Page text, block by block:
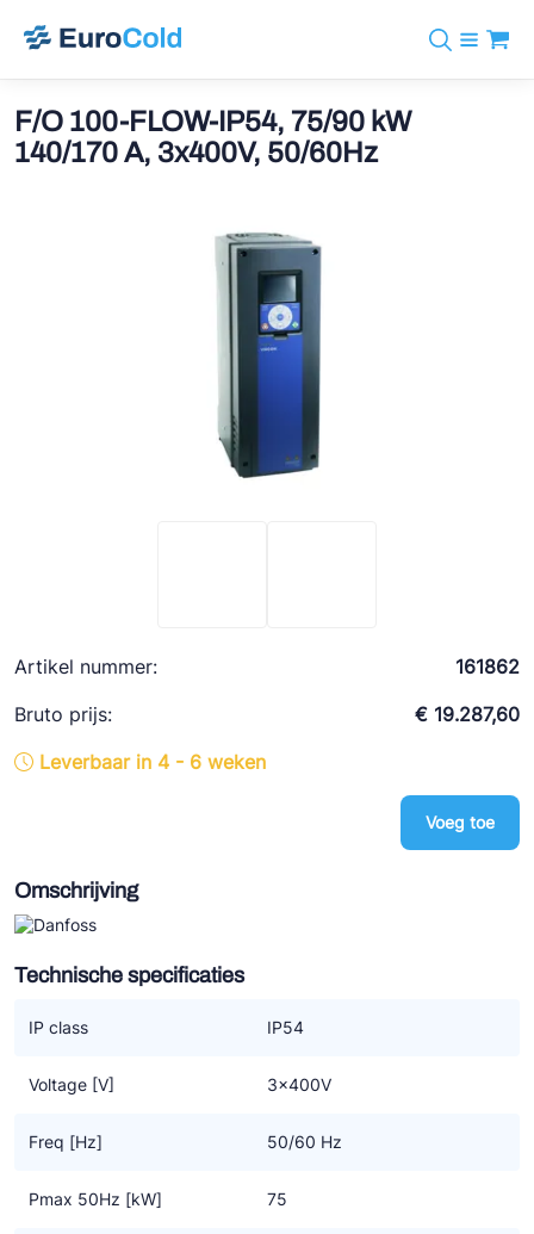
info@eurocold.nl
Merken
BOCK
Koudemiddelen
Diensten
F/O 100-FLOW-IP54, 75/90 kW
140/170 A, 3x400V, 50/60Hz
Artikel nummer:
161862
Bruto prijs:
€ 19.287,60
Leverbaar in 4 - 6 weken
Voeg toe
Omschrijving
Technische specificaties
IP class IP54
Voltage [V] 3x400V
Freq [Hz] 50/60 Hz
Pmax 50Hz [kW] 75